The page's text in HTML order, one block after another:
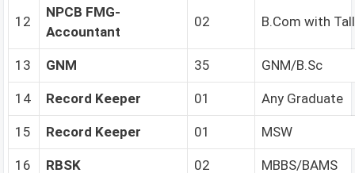
12
NPCB FMG-
Accountant
02 B.Com with
13 GNM 35 GNM/B.Sc
14 Record Keeper 01 Any Graduate
15 Record Keeper 01 MSW
16 RBSK 02 MBBS/BAMS